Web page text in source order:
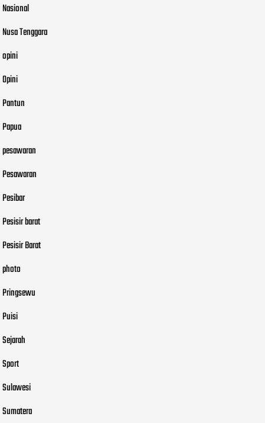
Nasional
Nusa Tenggara
opini
Opini
Pantun
Papua
pesawaran
Pesawaran
Pesibar
Pesisir barat
Pesisir Barat
photo
Pringsewu
Puisi
Sejarah
Sport
Sulawesi
Sumatera